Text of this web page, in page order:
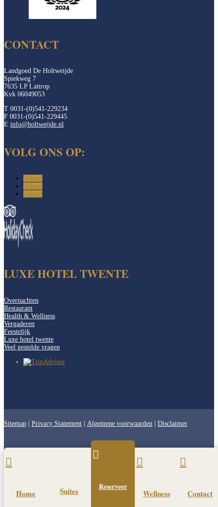
CONTACT
Landgoed De Holtweijde
Spiekweg 7
7635 LP Lattrop
Kvk 06049053
T 0031-(0)541-229234
F 0031-(0)541-229445
E info@holtweijde.nl
VOLG ONS OP:
Volgen
Volgen
Volgen
LUXE HOTEL TWENTE
Overnachten
Restaurant
Health & Wellness
Vergaderen
Feestelijk
Luxe hotel twente
Veel gestelde vragen
Sitemap | Privacy Statement | Algemene voorwaarden | Disclaimer

Home Suites

Reserveer

Wellness

Contact